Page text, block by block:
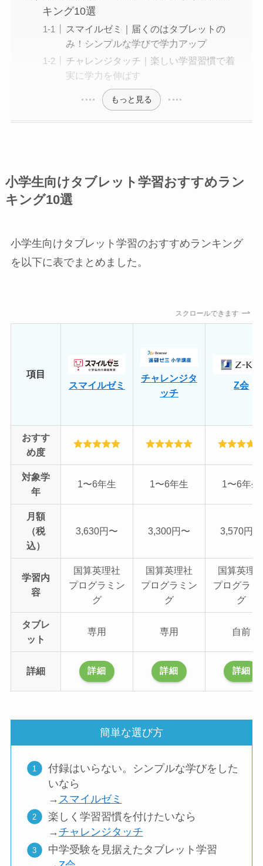
キング10選
スマイルゼミ｜届くのはタブレットの
み！シンプルな学びで学力アップ
チャレンジタッチ｜楽しい学習習慣で着
実に学力を伸ばす
もっと見る
小学生向けタブレット学習おすすめラン
キング10選
小学生向けタブレット学習のおすすめランキング
を以下に表でまとめました。
スクロールできます
項目
スマイルゼミ
チャレンジタ
ッチ
Z会
おすす
め度
対象学
年
1〜6年生 1〜6年生 1〜6年生
月額
（税
込）
3,630円〜 3,300円〜 3,570円〜
学習内
容
国算英理社
プログラミン
グ
国算英理社
プログラミン
グ
国算英理
プログラミ
グ
タブレ
ット
専用 専用 自前
詳細 詳細 詳細 詳細
簡単な選び方
付録はいらない。シンプルな学びをした
いなら
→ スマイルゼミ
楽しく学習習慣を付けたいなら
→ チャレンジタッチ
中学受験を見据えたタブレット学習